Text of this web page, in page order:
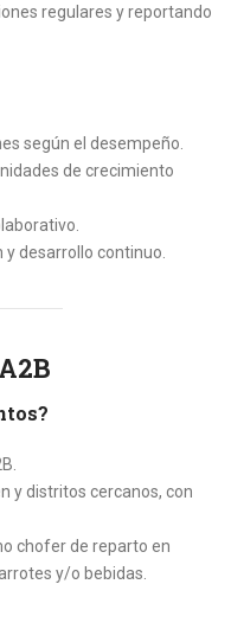
regulares y reportando
según el desempeño.
de crecimiento
desarrollo continuo.
y distritos cercanos, con
chofer de reparto en
y/o bebidas.